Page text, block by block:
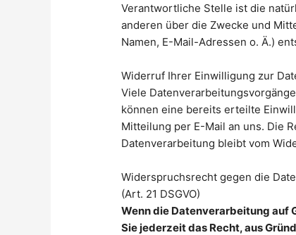
Verantwortliche Stelle ist die
anderen über die Zwecke und
Namen, E-Mail-Adressen o. Ä.)
Widerruf Ihrer Einwilligung zur
Viele
können eine bereits erteilte
Mitteilung per E-Mail an uns. Die
Datenverarbeitung bleibt vom
Widerspruchsrecht gegen die
(Art. 21 DSGVO)
Wenn die Datenverarbeitung auf
Sie jederzeit das Recht, aus